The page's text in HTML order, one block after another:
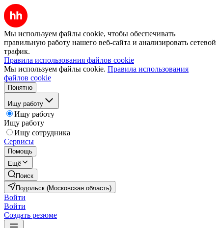
Мы используем файлы cookie, чтобы обеспечивать
правильную работу нашего веб-сайта и анализировать сетевой
трафик.
Правила использования файлов cookie
Мы используем файлы cookie. Правила использования
файлов cookie
Понятно
Ищу работу
Ищу работу
Ищу работу
Ищу сотрудника
Сервисы
Помощь
Ещё
Поиск
Подольск (Московская область)
Войти
Войти
Создать резюме